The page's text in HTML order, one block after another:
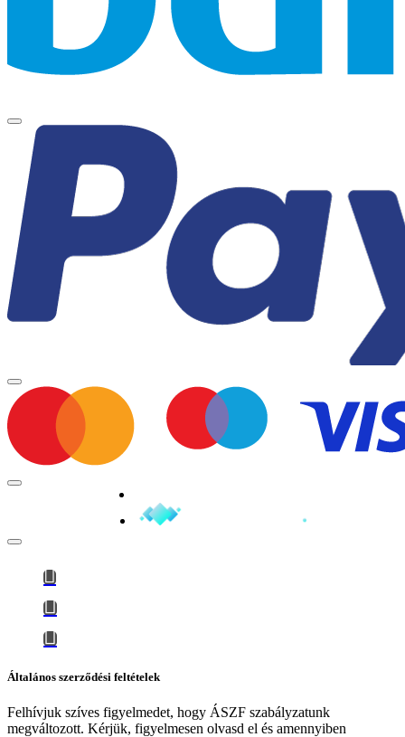
Általános szerződési feltételek
Felhívjuk szíves figyelmedet, hogy ÁSZF szabályzatunk
megváltozott. Kérjük, figyelmesen olvasd el és amennyiben